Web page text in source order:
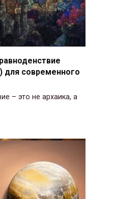
для современного
– это не архаика, а